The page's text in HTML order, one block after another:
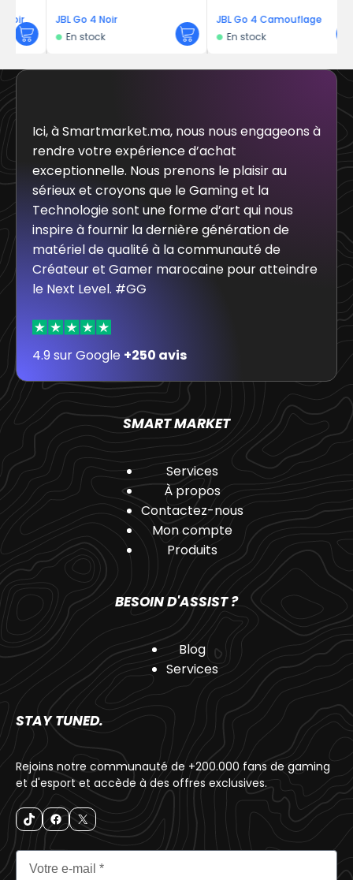
JBL Go 4 Noir
En stock
JBL Go 4 Camouflage
En stock
Ici, à Smartmarket.ma, nous nous engageons à
rendre votre expérience d’achat
exceptionnelle. Nous prenons le plaisir au
sérieux et croyons que le Gaming et la
Technologie sont une forme d’art qui nous
inspire à fournir la dernière génération de
matériel de qualité à la communauté de
Créateur et Gamer marocaine pour atteindre
le Next Level. #GG
4.9 sur Google +250 avis
SMART MARKET
Services
À propos
Contactez-nous
Mon compte
Produits
BESOIN D'ASSIST ?
Blog
Services
STAY TUNED.
Rejoins notre communauté de +200.000 fans de gaming
et d'esport et accède à des offres exclusives.